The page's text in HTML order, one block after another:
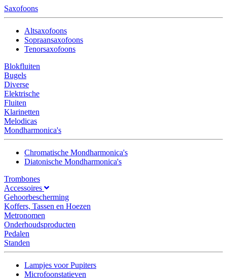
Saxofoons
Altsaxofoons
Sopraansaxofoons
Tenorsaxofoons
Blokfluiten
Bugels
Diverse
Elektrische
Fluiten
Klarinetten
Melodicas
Mondharmonica's
Chromatische Mondharmonica's
Diatonische Mondharmonica's
Trombones
Accessoires
Gehoorbescherming
Koffers, Tassen en Hoezen
Metronomen
Onderhoudsproducten
Pedalen
Standen
Lampjes voor Pupiters
Microfoonstatieven